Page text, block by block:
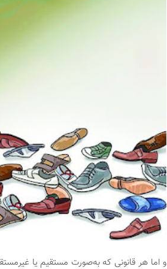
و اما هر قانونی که به‌صورت مستقیم یا